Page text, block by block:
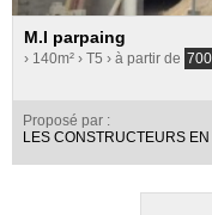
M.I parpaing
› 140m² › T5 › à partir de
Proposé par :
LES CONSTRUCTEURS